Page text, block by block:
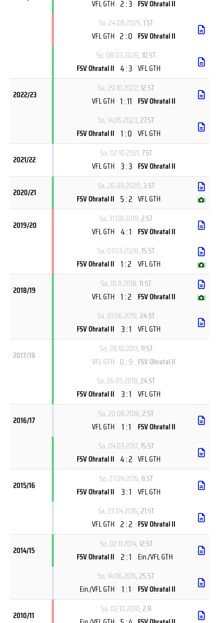
VFL GTH 2 : 3 FSV Ohratal II
So, 24.08.2025, 1.ST
VFL GTH 2 : 0 FSV Ohratal II
So, 08.03.2026, 10.ST
FSV Ohratal II 4 : 3 VFL GTH
2022/23
Sa, 29.10.2022, 12.ST
VFL GTH 1 : 11 FSV Ohratal II
So, 14.05.2023, 27.ST
FSV Ohratal II 1 : 0 VFL GTH
2021/22
Sa, 02.10.2021, 7.ST
VFL GTH 3 : 3 FSV Ohratal II
2020/21
Sa, 26.09.2020, 3.ST
FSV Ohratal II 5 : 2 VFL GTH ( )
2019/20
Sa, 31.08.2019, 2.ST
VFL GTH 4 : 1 FSV Ohratal II
Sa, 07.03.2020, 15.ST
FSV Ohratal II 1 : 2 VFL GTH ( )
2018/19
Sa, 10.11.2018, 11.ST
VFL GTH 1 : 2 FSV Ohratal II ( )
Sa, 01.06.2019, 24.ST
FSV Ohratal II 3 : 1 VFL GTH
2017/18
Sa, 28.10.2017, 11.ST
VFL GTH 0 : 9 FSV Ohratal II
Sa, 26.05.2018, 24.ST
FSV Ohratal II 3 : 1 VFL GTH
2016/17
Sa, 20.08.2016, 2.ST
VFL GTH
1 : 1
FSV Ohratal II
Sa, 04.03.2017, 15.ST
FSV Ohratal II 4 : 2 VFL GTH
2015/16
So, 27.09.2015, 8.ST
FSV Ohratal II 3 : 1 VFL GTH
Sa, 23.04.2016, 21.ST
VFL GTH 2 : 2 FSV Ohratal II
2014/15
So, 02.11.2014, 12.ST
FSV Ohratal II 2 : 1 Ein./VFL GTH
So, 14.06.2015, 25.ST
Ein./VFL GTH
1 : 1 FSV Ohratal II
2010/11
Sa, 02.10.2010, 2.R